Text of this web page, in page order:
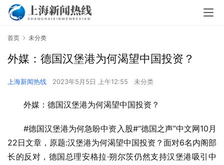
首页 未分类
外媒：德国汉堡港为何渴望中国投资？
上海新闻热线 2023年5月5日 上午12:55 未分类
外媒：德国汉堡港为何渴望中国投资？
#德国汉堡港为何急盼中资入股#“德国之声”中文网10月
22日文章，原题:汉堡港为何渴望中国投资？面对6名内阁部
长的反对，德国总理安格拉·朔尔茨仍然支持汉堡港吸引中